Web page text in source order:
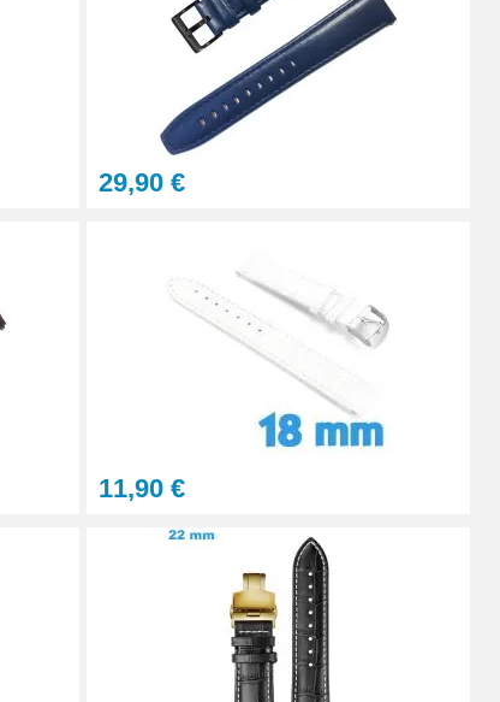
Ajouter au panier
Ajouter au panier
Ajouter au panier
Ajouter au panier
Ajouter au panier
Ajouter au panier
29,90 €
11,90 €